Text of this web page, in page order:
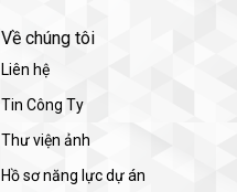
Về chúng tôi
Liên hệ
Tin Công Ty
Thư viện ảnh
Hồ sơ năng lực dự án